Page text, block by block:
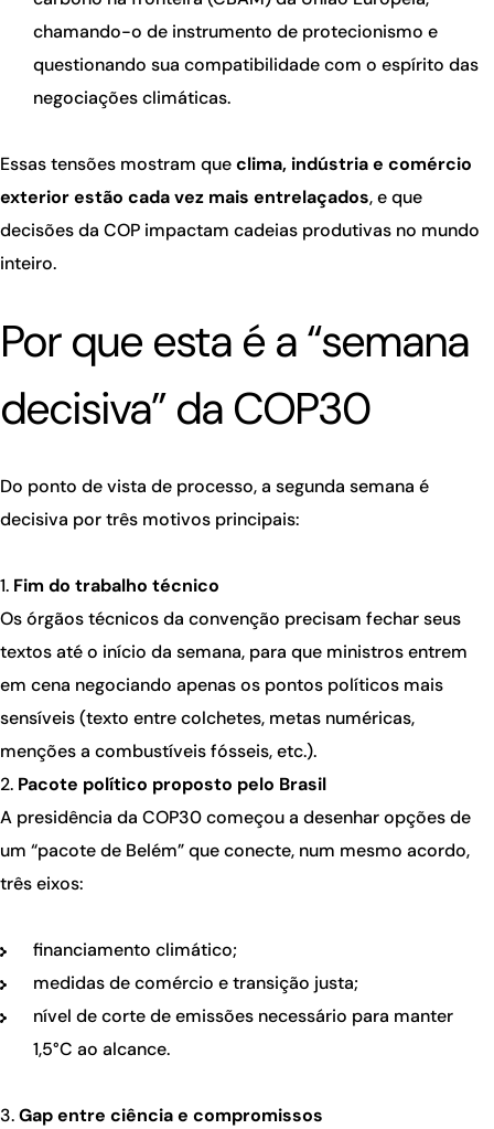
chamando-o de instrumento de protecionismo e
questionando sua compatibilidade com o espírito das
negociações climáticas.
Essas tensões mostram queclima, indústria e comércio
exterior estão cada vez mais entrelaçados, e que
decisões da COP impactam cadeias produtivas no mundo
inteiro.
Por que esta é a “semana
decisiva” da COP30
Do ponto de vista de processo, a segunda semana é
decisiva por três motivos principais:
Fim do trabalho técnico
Os órgãos técnicos da convenção precisam fechar seus
textos até o início da semana, para que ministros entrem
em cena negociando apenas os pontos políticos mais
sensíveis (texto entre colchetes, metas numéricas,
menções a combustíveis fósseis, etc.).
Pacote político proposto pelo Brasil
A presidência da COP30 começou a desenhar opções de
um “pacote de Belém” que conecte, num mesmo acordo,
três eixos:
financiamento climático;
medidas de comércio e transição justa;
nível de corte de emissões necessário para manter
1,5°C ao alcance.
3.Gap entre ciência e compromissos